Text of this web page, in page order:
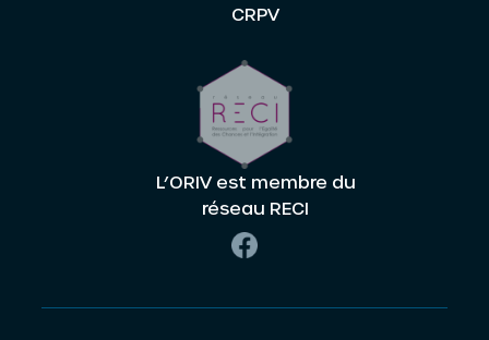
CRPV
L’ORIV est membre du
réseau RECI